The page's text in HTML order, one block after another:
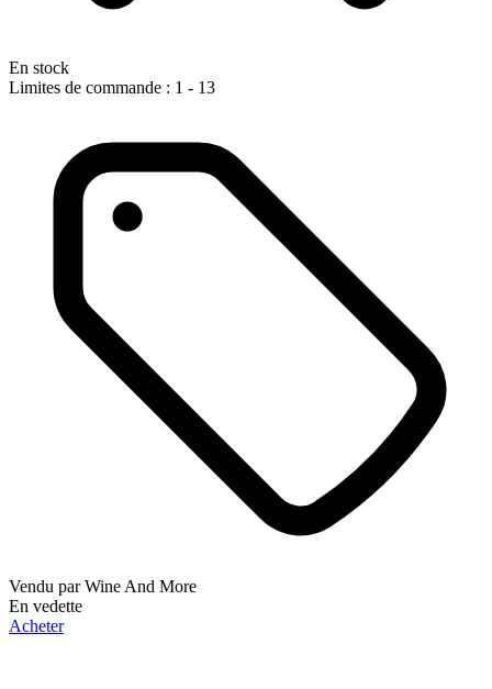
En stock
Limites de commande : 1 - 13
Vendu parWine And More
En vedette
Acheter